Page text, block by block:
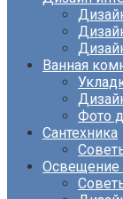
Ванная
Фото
Сантехника
Освещение